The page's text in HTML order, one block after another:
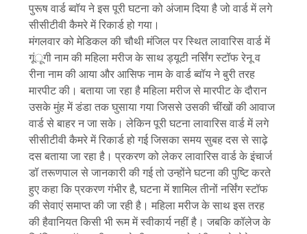
पुरूष वार्ड ब्वॉय ने इस पूरी घटना को अंजाम दिया है जो वार्ड में लगे
सीसीटीवी कैमरे में रिकार्ड हो गया।
मंगलवार को मेडिकल की चौथी मंजिल पर स्थित लावारिस वार्ड में
गूंूगी नाम की महिला मरीज के साथ ड्यूटी नर्सिंग स्टॉफ रेनू व
रीना नाम की आया और आसिफ नाम के वार्ड ब्वॉय ने बुरी तरह
मारपीट की। बताया जा रहा है महिला मरीज से मारपीट के दौरान
उसके मुंह में डंडा तक घुसाया गया जिससे उसकी चींखों की आवाज
वार्ड से बाहर न जा सके। लेकिन पूरी घटना लावारिस वार्ड में लगे
सीसीटीवी कैमरे में रिकार्ड हो गई जिसका समय सुबह दस से साढ़े
दस बताया जा रहा है। प्रकरण को लेकर लावारिस वार्ड के इंचार्ज
डॉ तरूणपाल से जानकारी की गई तो उन्होंने घटना की पुष्टि करते
हुए कहा कि प्रकरण गंभीर है, घटना में शामिल तीनों नर्सिंग स्टॉफ
की सेवाएं समाप्त की जा रही है। महिला मरीज के साथ इस तरह
की हैवानियत किसी भी रूम में स्वीकार्य नहीं है। जबकि कॉलेज के